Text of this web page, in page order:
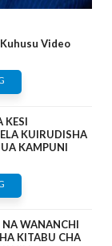
Video
KESI
KUIRUDISHA
KAMPUNI
WANANCHI
KITABU CHA